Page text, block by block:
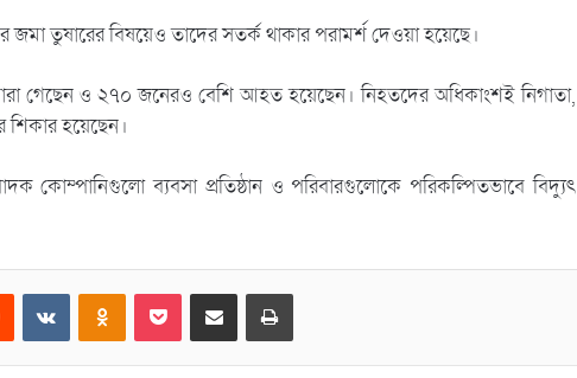
তুষারের বিষয়েও তাদের সতর্ক থাকার পরামর্শ দেওয়া হয়েছে।
গেছেন ও ২৭০ জনেরও বেশি আহত হয়েছেন। ‍নিহতদের অধিকাংশই নিগাতা,
শিকার হয়েছেন।
কোম্পানিগুলো ব্যবসা প্রতিষ্ঠান ও পরিবারগুলোকে পরিকল্পিতভাবে বিদ্যুৎ